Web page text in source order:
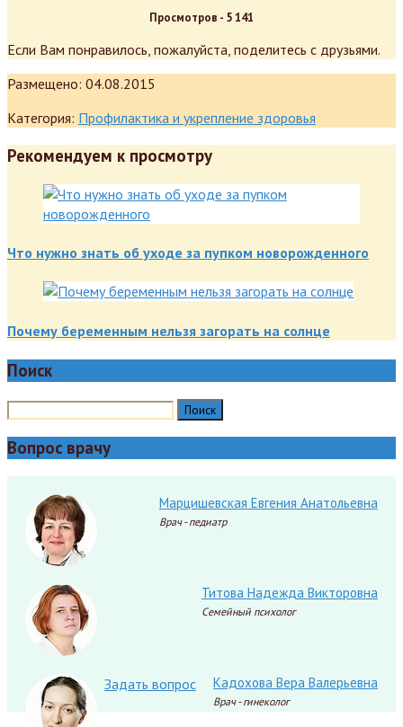
Просмотров - 5 141
Если Вам понравилось, пожалуйста, поделитесь с друзьями.
Размещено: 04.08.2015
Категория: Профилактика и укрепление здоровья
Рекомендуем к просмотру
Что нужно знать об уходе за пупком новорожденного
Почему беременным нельзя загорать на солнце
Поиск
Вопрос врачу
Марцишевская Евгения Анатольевна
Врач - педиатр
Титова Надежда Викторовна
Семейный психолог
Кадохова Вера Валерьевна
Врач - гинеколог
Задать вопрос